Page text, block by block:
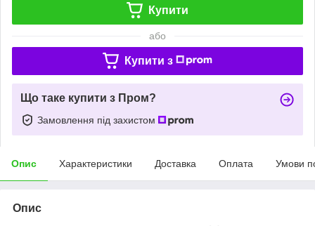
Купити
або
Купити з
Що таке купити з Пром?
Замовлення під захистом
Опис Характеристики Доставка Оплата Умови
Опис